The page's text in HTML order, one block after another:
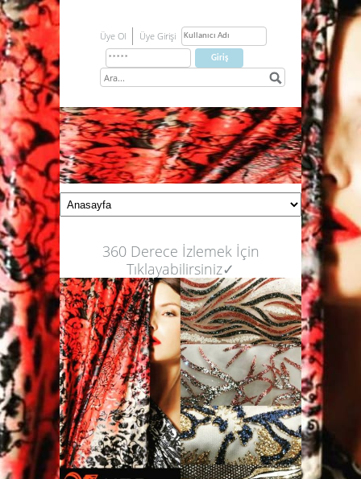
Üye Ol Üye Girişi
VTR Vitrin Kumaşçılık Modanın Vitrini
360 Derece İzlemek İçin
Tıklayabilirsiniz✓